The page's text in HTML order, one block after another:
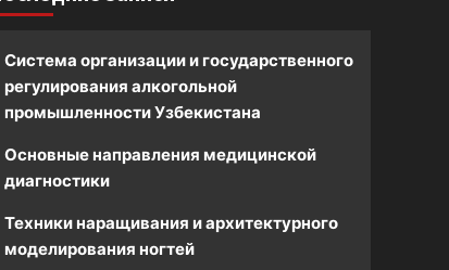
Система организации и государственного
регулирования алкогольной
промышленности Узбекистана
Основные направления медицинской
диагностики
Техники наращивания и архитектурного
моделирования ногтей